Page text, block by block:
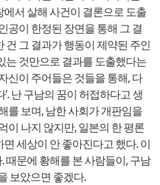
서 살해 사건이 결론으로 도출
공이 한정된 장면을 통해 그 결
건 그 결과가 행동이 제약된 주인
는 것만으로 결과를 도출했다는
신이 주어들은 것들을 통해, 다
난 구남의 꿈이 허접하다고 생
를 보며, 남한 사회가 개판임을
이 나지 않지만, 일본의 한 평론
세상이 안 좋아진다고 했다. 이
때문에 황해를 본 사람들이, 구남
보았으면 좋겠다.